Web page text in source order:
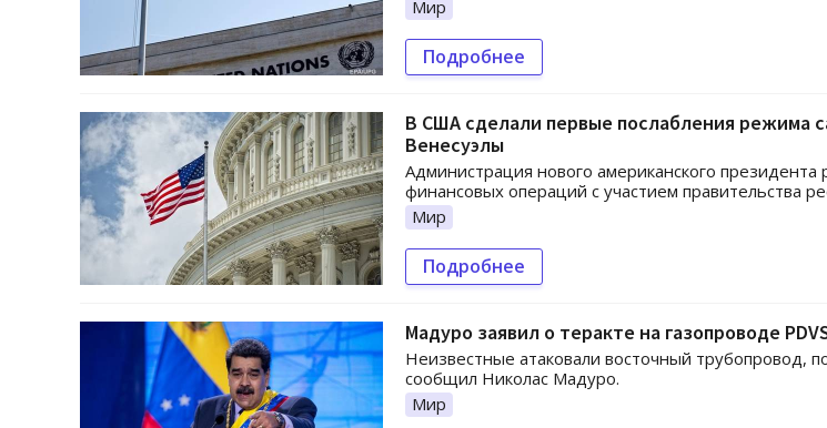
Мир
Подробнее
В США сделали первые послабления режима
Венесуэлы
Администрация нового американского президента
финансовых операций с участием правительства
Мир
Подробнее
Мадуро заявил о теракте на газопроводе
Неизвестные атаковали восточный трубопровод,
сообщил Николас Мадуро.
Мир